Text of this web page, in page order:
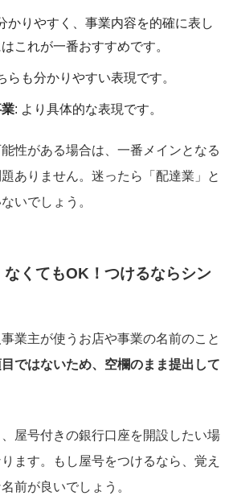
かりやすく、事業内容を的確に表し
これが一番おすすめです。
らも分かりやすい表現です。
: より具体的な表現です。
性がある場合は、一番メインとなる
ありません。迷ったら「配達業」と
いでしょう。
なくてもOK！つけるならシン
事業主が使うお店や事業の名前のこと
ではないため、空欄のまま提出して
屋号付きの銀行口座を開設したい場
ます。もし屋号をつけるなら、覚え
前が良いでしょう。